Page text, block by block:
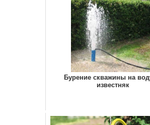
Бурение скважины на
известняк